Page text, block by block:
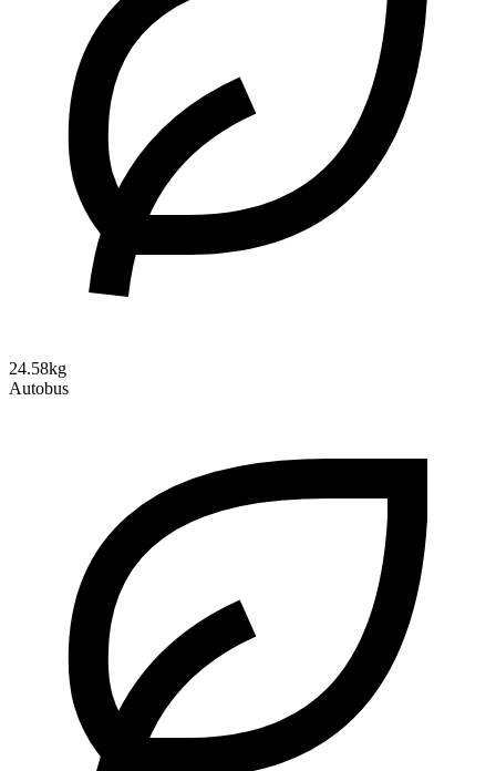
24.58kg
Autobus